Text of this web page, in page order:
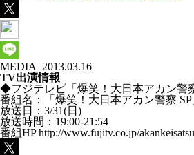
MEDIA
2013.03.16
TV出演情報
◆フジテレビ「爆笑！大日本アカン警察
番組名：「爆笑！大日本アカン警察 SP
放送日：3/31(日)
放送時間：19:00-21:54
番組HP http://www.fujitv.co.jp/